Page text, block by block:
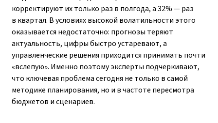
корректируют их только раз в полгода, а 32% — раз
в квартал. В условиях высокой волатильности этого
оказывается недостаточно: прогнозы теряют
актуальность, цифры быстро устаревают, а
управленческие решения приходится принимать почти
«вслепую». Именно поэтому эксперты подчеркивают,
что ключевая проблема сегодня не только в самой
методике планирования, но и в частоте пересмотра
бюджетов и сценариев.